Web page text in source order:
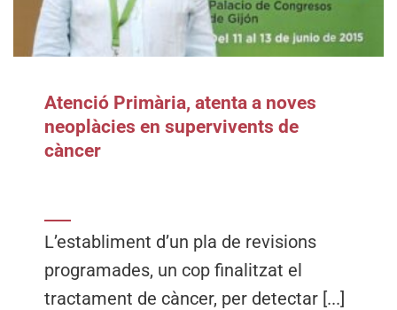
Atenció Primària, atenta a noves
neoplàcies en supervivents de
càncer
L’establiment d’un pla de revisions
programades, un cop finalitzat el
tractament de càncer, per detectar [...]